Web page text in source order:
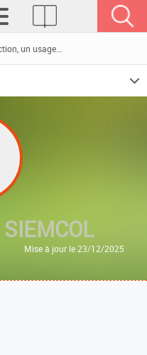
SIEMCOL
Mise à jour le 23/12/2025